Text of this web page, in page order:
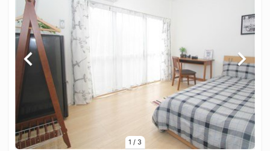
1 / 3